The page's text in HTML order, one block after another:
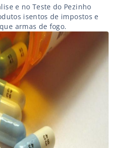
e no Teste do Pezinho
isentos de impostos e
armas de fogo.